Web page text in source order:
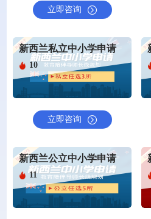
立即咨询
新西兰私立中小学申请
10
立即咨询
新西兰公立中小学申请
11